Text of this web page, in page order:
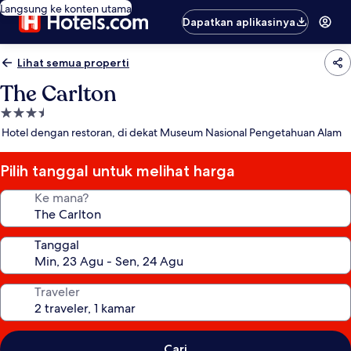
Langsung ke konten utama
Dapatkan aplikasinya
Lihat semua properti
The Carlton
Properti
bintang
Hotel dengan restoran, di dekat Museum Nasional Pengetahuan Alam
Pilih tanggal untuk melihat harga
Ke mana?
Tanggal
Traveler